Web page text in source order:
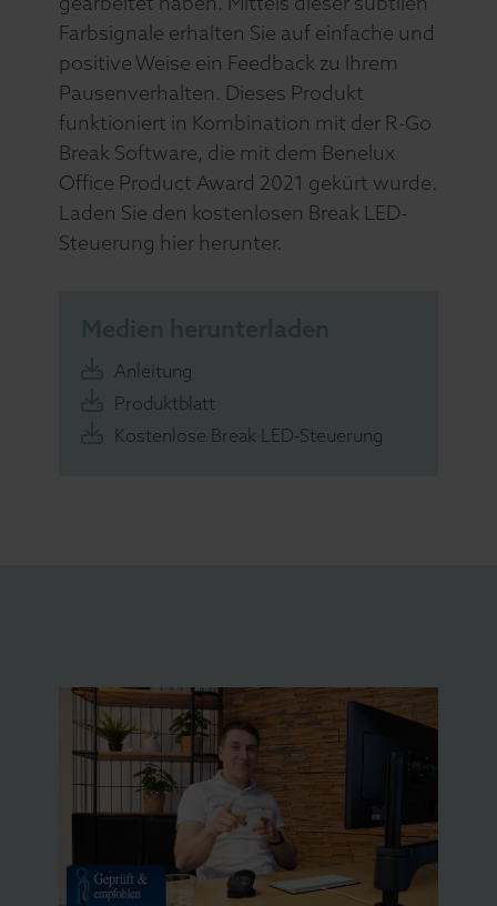
Farbsignale erhalten Sie auf einfache und
positive Weise ein Feedback zu Ihrem
Pausenverhalten. Dieses Produkt
funktioniert in Kombination mit der R-Go
Break Software, die mit dem Benelux
Office Product Award 2021 gekürt wurde.
Laden Sie den kostenlosen Break LED-
Steuerung hier herunter.
Medien herunterladen
Anleitung
Produktblatt
Kostenlose Break LED-Steuerung